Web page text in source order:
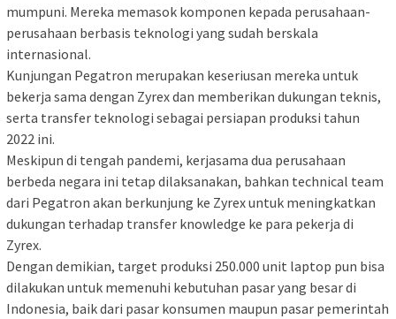
mumpuni. Mereka memasok komponen kepada perusahaan-
perusahaan berbasis teknologi yang sudah berskala
internasional.
Kunjungan Pegatron merupakan keseriusan mereka untuk
bekerja sama dengan Zyrex dan memberikan dukungan teknis,
serta transfer teknologi sebagai persiapan produksi tahun
2022 ini.
Meskipun di tengah pandemi, kerjasama dua perusahaan
berbeda negara ini tetap dilaksanakan, bahkan technical team
dari Pegatron akan berkunjung ke Zyrex untuk meningkatkan
dukungan terhadap transfer knowledge ke para pekerja di
Zyrex.
Dengan demikian, target produksi 250.000 unit laptop pun bisa
dilakukan untuk memenuhi kebutuhan pasar yang besar di
Indonesia, baik dari pasar konsumen maupun pasar pemerintah